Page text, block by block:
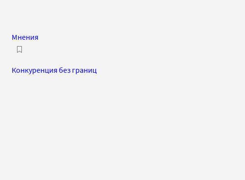
Мнения
Конкуренция без границ